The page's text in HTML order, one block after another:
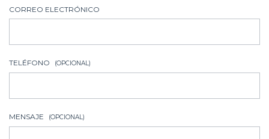
CORREO ELECTRÓNICO
TELÉFONO (OPCIONAL)
MENSAJE (OPCIONAL)